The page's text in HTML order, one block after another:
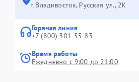
г. Владивосток, Русская ул., 2К
Горячая линия
+7 (800) 301-55-83
Время работы
Ежедневно с 9:00 до 21:00